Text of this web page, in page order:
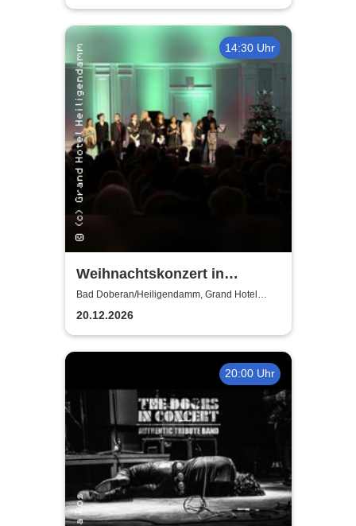
14:30 Uhr
Weihnachtskonzert in
Heiligendamm - Talente der
Young Academy Rostock
Bad Doberan/Heiligendamm, Grand Hotel
Heiligendamm
20.12.2026
20:00 Uhr